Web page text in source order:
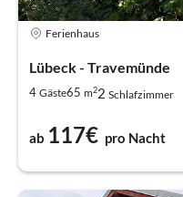
Ferienhaus
Lübeck - Travemünde
4 Gäste65 m22 Schlafzimmer
ab 117€ pro Nacht